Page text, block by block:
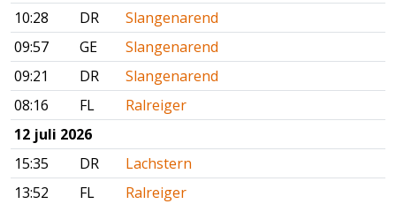
10:28
DR
Slangenarend
09:57
GE
Slangenarend
09:21
DR
Slangenarend
08:16
FL
Ralreiger
12 juli 2026
15:35
DR
Lachstern
13:52
FL
Ralreiger